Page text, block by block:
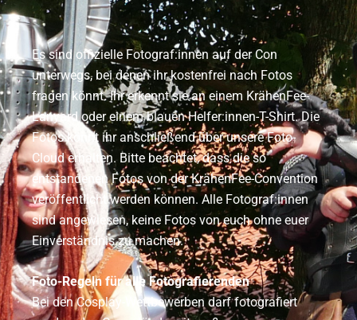
Es sind offizielle Fotograf:innen auf der Con
unterwegs, bei denen ihr kostenfrei nach Fotos
fragen könnt. Ihr erkennt sie an einem KrähenFee-
Lanyard oder einem blauen Helfer:innen-T-Shirt. Die
Fotos könnt ihr anschließend über unsere Foto-
Cloud erhalten. Bitte beachtet, dass die so
entstandenen Fotos von der KrähenFee-Convention
veröffentlicht werden können. Alle Fotograf:innen
sind angewiesen, keine Fotos von euch ohne euer
Einverständnis zu machen.
Foto-Regeln für alle Fotografierenden
Bei den Cosplay-Wettbewerben darf fotografiert